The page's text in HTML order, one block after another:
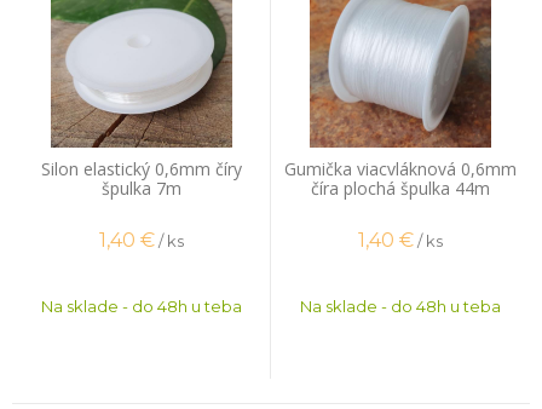
Silon elastický 0,6mm číry
špulka 7m
1,40 € / ks
Na sklade - do 48h u teba
Gumička viacvláknová 0,6mm
číra plochá špulka 44m
1,40 €/ ks
Na sklade - do 48h u teba